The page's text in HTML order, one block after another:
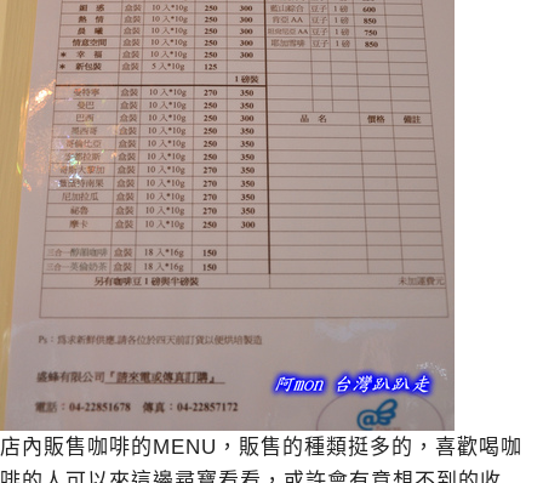
店內販售咖啡的MENU，販售的種類挺多的，喜歡喝咖